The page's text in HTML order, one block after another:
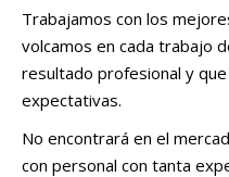
Trabajamos con los
volcamos en cada trabajo
resultado profesional y
expectativas.
No encontrará en el
con personal con tanta